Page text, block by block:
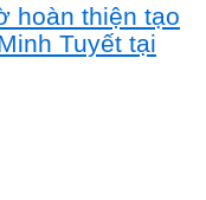
hoàn thiện tạo
Tuyết tại